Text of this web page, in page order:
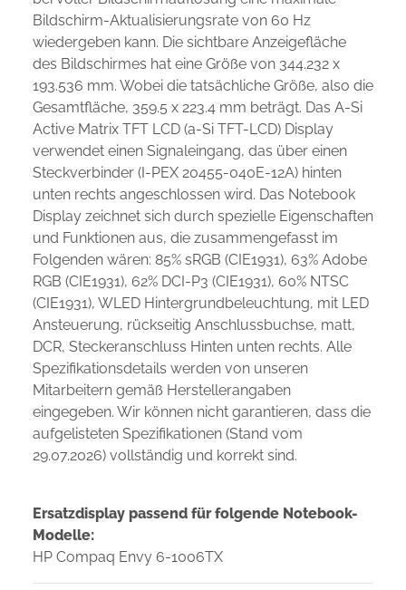
Bildschirm-Aktualisierungsrate von 60 Hz
wiedergeben kann. Die sichtbare Anzeigefläche
des Bildschirmes hat eine Größe von 344.232 x
193.536 mm. Wobei die tatsächliche Größe, also die
Gesamtfläche, 359.5 x 223.4 mm beträgt. Das A-Si
Active Matrix TFT LCD (a-Si TFT-LCD) Display
verwendet einen Signaleingang, das über einen
Steckverbinder (I-PEX 20455-040E-12A) hinten
unten rechts angeschlossen wird. Das Notebook
Display zeichnet sich durch spezielle Eigenschaften
und Funktionen aus, die zusammengefasst im
Folgenden wären: 85% sRGB (CIE1931), 63% Adobe
RGB (CIE1931), 62% DCI-P3 (CIE1931), 60% NTSC
(CIE1931), WLED Hintergrundbeleuchtung, mit LED
Ansteuerung, rückseitig Anschlussbuchse, matt,
DCR, Steckeranschluss Hinten unten rechts. Alle
Spezifikationsdetails werden von unseren
Mitarbeitern gemäß Herstellerangaben
eingegeben. Wir können nicht garantieren, dass die
aufgelisteten Spezifikationen (Stand vom
29.07.2026) vollständig und korrekt sind.
Ersatzdisplay passend für folgende Notebook-
Modelle:
HP Compaq Envy 6-1006TX